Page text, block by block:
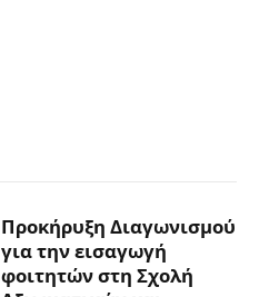
Προκήρυξη Διαγωνισμού
για την εισαγωγή
φοιτητών στη Σχολή